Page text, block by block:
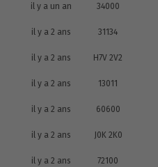
il y a un an 34000
il y a 2 ans 31134
il y a 2 ans H7V 2V2
il y a 2 ans 13011
il y a 2 ans 60600
il y a 2 ans J0K 2K0
il y a 2 ans 72100